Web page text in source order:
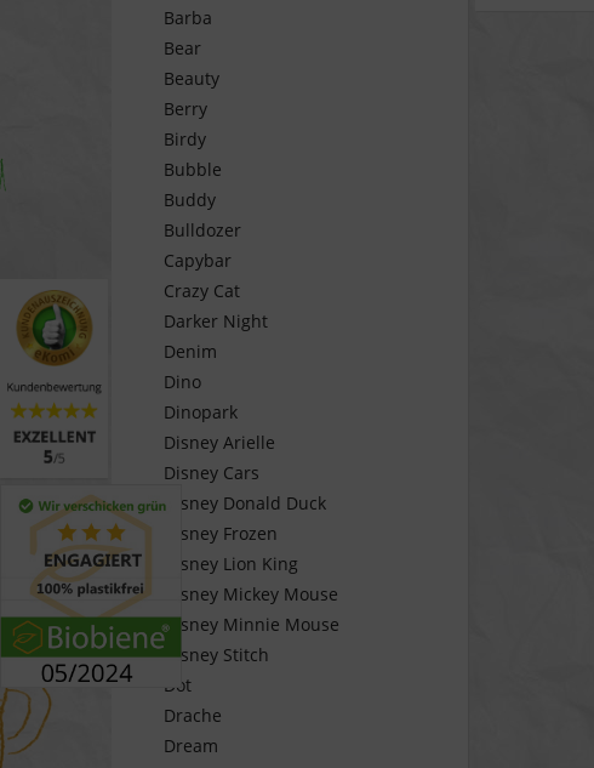
Barba
Bear
Beauty
Berry
Birdy
Bubble
Buddy
Bulldozer
Capybar
Crazy Cat
Darker Night
Denim
Dino
Dinopark
Disney Arielle
Disney Cars
Disney Donald Duck
Disney Frozen
Disney Lion King
Disney Mickey Mouse
Disney Minnie Mouse
Disney Stitch
Dot
Drache
Dream